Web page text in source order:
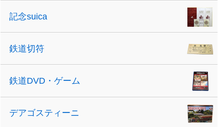
記念suica
鉄道切符
鉄道DVD・ゲーム
デアゴスティーニ